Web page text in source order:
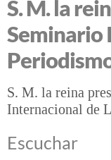
S. M. la
Seminario
S. M. la reina
Internacional de
Escuchar